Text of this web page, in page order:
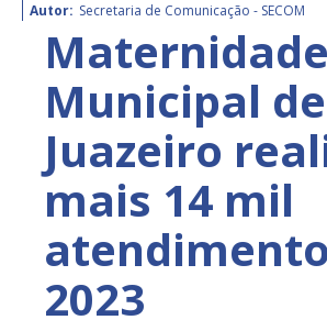
Autor: Secretaria de Comunicação - SECOM
Maternidade
Municipal de
Juazeiro
mais 14 mil
2023